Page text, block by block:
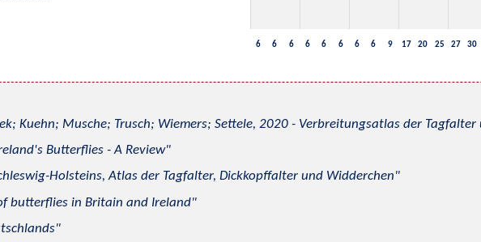
6 6 6 6 6 6 6 6 9 17 20 25 27 30
Kuehn; Musche; Trusch; Wiemers; Settele, 2020 - Verbreitungsatlas der
Butterflies - A Review
Holsteins, Atlas der Tagfalter, Dickkopffalter und Widderchen
butterflies in Britain and Ireland